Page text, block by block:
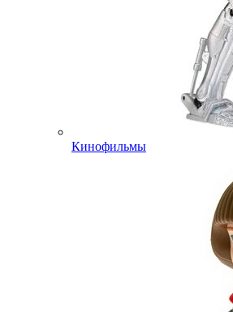
Кинофильмы